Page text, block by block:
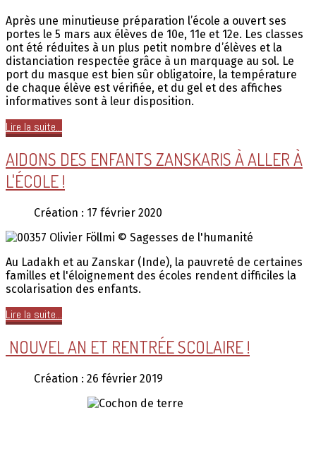
Après une minutieuse préparation l’école a ouvert ses
portes le 5 mars aux élèves de 10e, 11e et 12e. Les classes
ont été réduites à un plus petit nombre d’élèves et la
distanciation respectée grâce à un marquage au sol. Le
port du masque est bien sûr obligatoire, la température
de chaque élève est vérifiée, et du gel et des affiches
informatives sont à leur disposition.
Lire la suite...
AIDONS DES ENFANTS ZANSKARIS À ALLER À
L'ÉCOLE !
Création : 17 février 2020
Olivier Föllmi © Sagesses de l'humanité
Au Ladakh et au Zanskar (Inde), la pauvreté de certaines
familles et l'éloignement des écoles rendent difficiles la
scolarisation des enfants.
Lire la suite...
NOUVEL AN ET RENTRÉE SCOLAIRE !
Création : 26 février 2019